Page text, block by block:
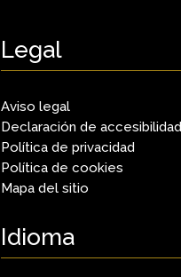
Legal
Aviso legal
Declaración de accesibilidad
Política de privacidad
Política de cookies
Mapa del sitio
Idioma